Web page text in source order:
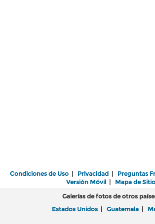
Condiciones de Uso | Privacidad | Preguntas
Versión Móvil| Mapa de Sitio
Galerías de fotos de otros
Estados Unidos | Guatemala |